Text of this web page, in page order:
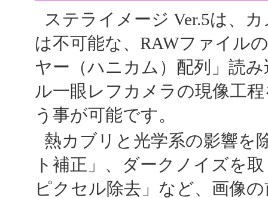
ステライメージ Ver.5は、
は不可能な、RAWファイル
ヤー（ハニカム）配列」読
ル一眼レフカメラの現像工
う事が可能です。
熱カブリと光学系の影響を
ト補正」、ダークノイズを
ピクセル除去」など、画像